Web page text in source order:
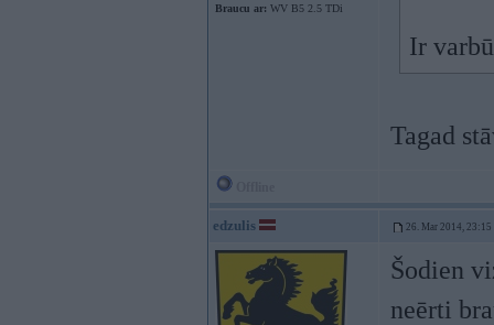
Braucu ar: WV B5 2.5 TDi
Ir
Tagad
edzulis 26. Mar 2014, 23:15
Šodien
neērti